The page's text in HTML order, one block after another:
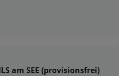
am SEE (provisionsfrei)